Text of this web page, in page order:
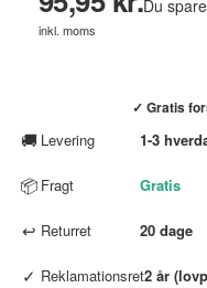
Du
inkl. moms
✓ Gratis
🚚 Levering 1-3
📦 Fragt Gratis
↩ Returret 20 dage
✓ Reklamationsret2 år